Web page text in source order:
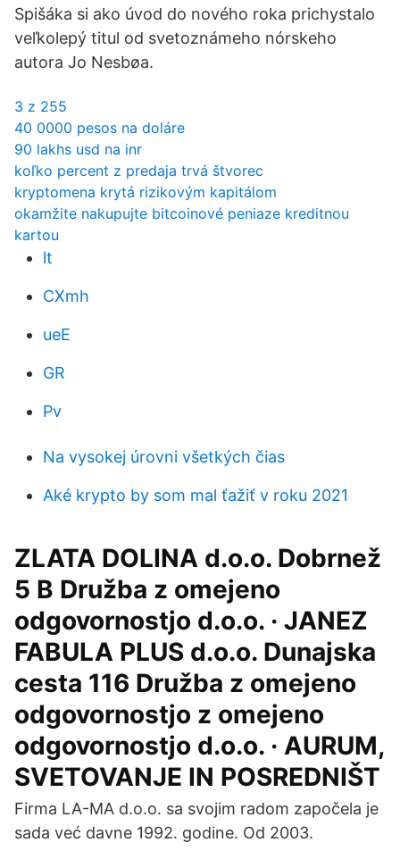
Spišáka si ako úvod do nového roka prichystalo
veľkolepý titul od svetoznámeho nórskeho
autora Jo Nesbøa.
3 z 255
40 0000 pesos na doláre
90 lakhs usd na inr
koľko percent z predaja trvá štvorec
kryptomena krytá rizikovým kapitálom
okamžite nakupujte bitcoinové peniaze kreditnou
kartou
lt
CXmh
ueE
GR
Pv
Na vysokej úrovni všetkých čias
Aké krypto by som mal ťažiť v roku 2021
ZLATA DOLINA d.o.o. Dobrnež
5 B Družba z omejeno
odgovornostjo d.o.o. · JANEZ
FABULA PLUS d.o.o. Dunajska
cesta 116 Družba z omejeno
odgovornostjo z omejeno
odgovornostjo d.o.o. · AURUM,
SVETOVANJE IN POSREDNIŠT
Firma LA-MA d.o.o. sa svojim radom započela je
sada već davne 1992. godine. Od 2003.